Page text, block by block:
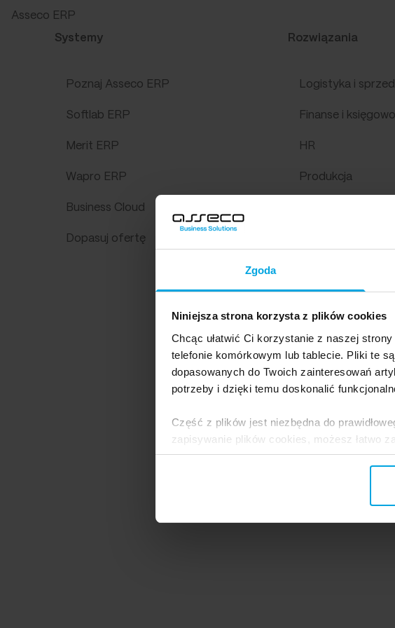
Zgoda
Niniejsza strona korzysta z plików cookies
Chcąc ułatwić Ci korzystanie z naszej
telefonie komórkowym lub tablecie. Pliki te
dopasowanych do Twoich zainteresowań
potrzeby i dzięki temu doskonalić
Część z plików jest niezbędna do
zapisywanie plików cookies, możesz łatwo
lub po wybraniu opcji Zarządzaj cookies.
Dowiedz się więcej o tym, jak Google
Asseco ERP
Systemy
Poznaj Asseco ERP
Softlab ERP
Merit ERP
Wapro ERP
Business Cloud
Dopasuj ofertę
Rozwiązania
Logistyka i
Finanse i
HR
Produkcja